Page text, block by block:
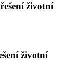
životní
životní